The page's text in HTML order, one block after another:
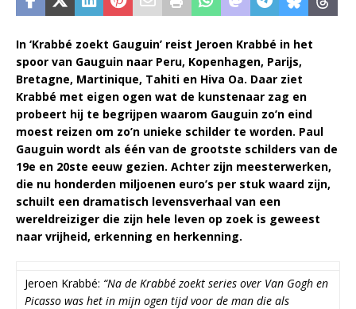
In ‘Krabbé zoekt Gauguin’ reist Jeroen Krabbé in het
spoor van Gauguin naar Peru, Kopenhagen, Parijs,
Bretagne, Martinique, Tahiti en Hiva Oa. Daar ziet
Krabbé met eigen ogen wat de kunstenaar zag en
probeert hij te begrijpen waarom Gauguin zo’n eind
moest reizen om zo’n unieke schilder te worden. Paul
Gauguin wordt als één van de grootste schilders van de
19e en 20ste eeuw gezien. Achter zijn meesterwerken,
die nu honderden miljoenen euro’s per stuk waard zijn,
schuilt een dramatisch levensverhaal van een
wereldreiziger die zijn hele leven op zoek is geweest
naar vrijheid, erkenning en herkenning.
Jeroen Krabbé: “Na de Krabbé zoekt series over Van Gogh en
Picasso was het in mijn ogen tijd voor de man die als